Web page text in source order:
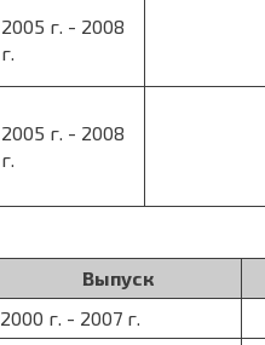
2005 г. - 2008
г.
2005 г. - 2008
г.
Выпуск
2000 г. - 2007 г.